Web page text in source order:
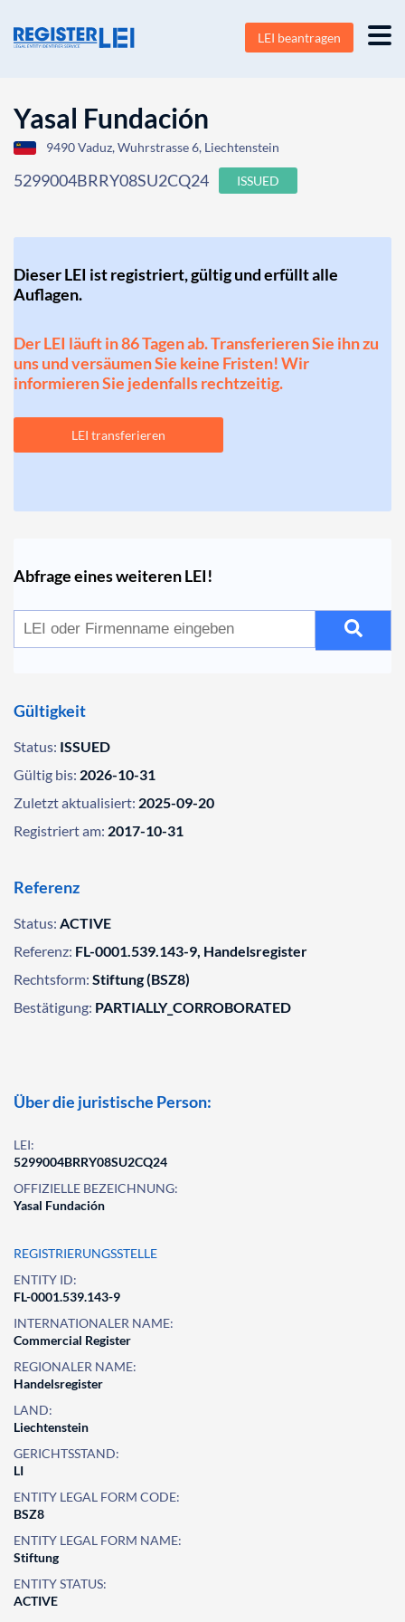
LEI beantragen
Yasal Fundación
9490 Vaduz, Wuhrstrasse 6, Liechtenstein
5299004BRRY08SU2CQ24 ISSUED
Dieser LEI ist registriert, gültig und erfüllt alle
Auflagen.
Der LEI läuft in 86 Tagen ab. Transferieren Sie ihn zu
uns und versäumen Sie keine Fristen! Wir
informieren Sie jedenfalls rechtzeitig.
LEI transferieren
Abfrage eines weiteren LEI!
Gültigkeit
Status: ISSUED
Gültig bis: 2026-10-31
Zuletzt aktualisiert: 2025-09-20
Registriert am: 2017-10-31
Referenz
Status: ACTIVE
Referenz: FL-0001.539.143-9, Handelsregister
Rechtsform: Stiftung (BSZ8)
Bestätigung: PARTIALLY_CORROBORATED
Über die juristische Person:
LEI:
5299004BRRY08SU2CQ24
OFFIZIELLE BEZEICHNUNG:
Yasal Fundación
REGISTRIERUNGSSTELLE
ENTITY ID:
FL-0001.539.143-9
INTERNATIONALER NAME:
Commercial Register
REGIONALER NAME:
Handelsregister
LAND:
Liechtenstein
GERICHTSSTAND:
LI
ENTITY LEGAL FORM CODE:
BSZ8
ENTITY LEGAL FORM NAME:
Stiftung
ENTITY STATUS:
ACTIVE